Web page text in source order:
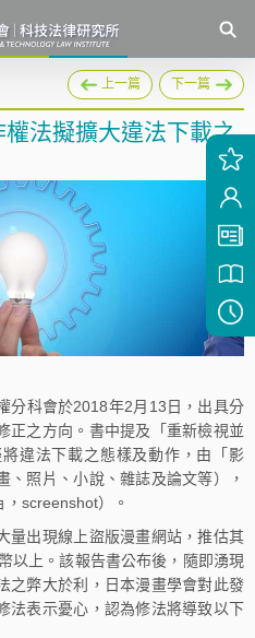
上一篇 下一篇
法擬擴大違法下載之
科會於2018年2月13日，出具分
正之方向。書中提及「重新檢視並
違法下載之態樣及動作，由「影
、照片、小說、雜誌及論文等），
，screenshot）。
出現線上盜版漫畫網站，推估其
以上。該報告書公布後，隨即湧現
之弊大於利，日本漫畫學會對此發
法表示憂心，認為修法將導致以下